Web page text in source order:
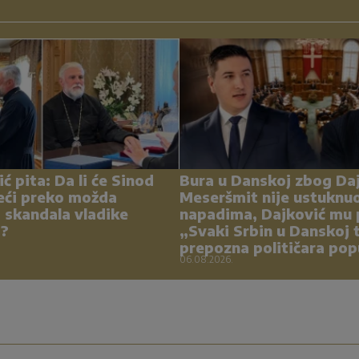
pita: Da li će Sinod
preko možda
skandala vladike
Bura u Danskoj zbog
Meseršmit nije
napadima, Dajković mu
„Svaki Srbin u Danskoj
prepozna političara
06.08.2026.